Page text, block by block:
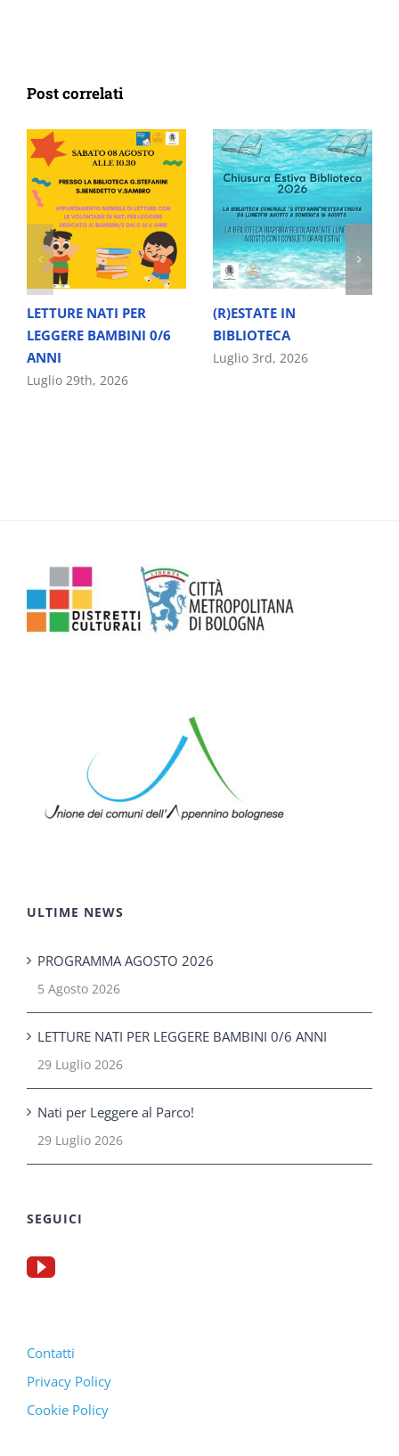
Post correlati
LETTURE NATI PER
LEGGERE BAMBINI 0/6
ANNI
Luglio 29th, 2026
(R)ESTATE IN
BIBLIOTECA
Luglio 3rd, 2026
ULTIME NEWS
PROGRAMMA AGOSTO 2026
5 Agosto 2026
LETTURE NATI PER LEGGERE BAMBINI 0/6 ANNI
29 Luglio 2026
Nati per Leggere al Parco!
29 Luglio 2026
SEGUICI
Contatti
Privacy Policy
Cookie Policy